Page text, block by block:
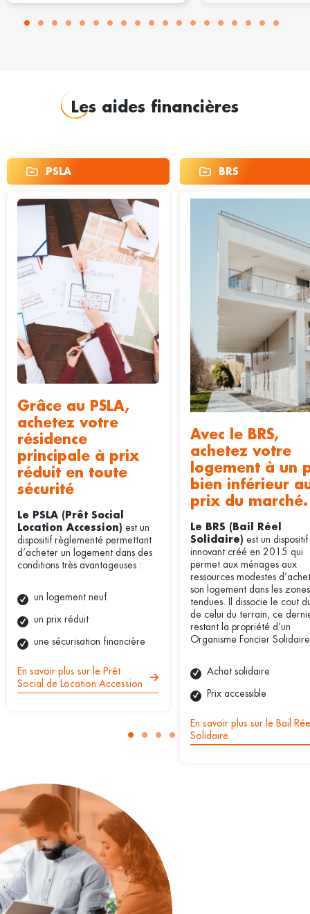
Les aides financières
PSLA
Grâce au PSLA,
achetez votre
résidence
principale à prix
réduit en toute
sécurité
Le PSLA (Prêt Social
Location Accession) est un
dispositif règlementé permettant
d’acheter un logement dans des
conditions très avantageuses :
un logement neuf
un prix réduit
une sécurisation financière
En savoir plus sur le Prêt
Social de Location Accession
BRS
Avec le BRS,
achetez votre
logement à un
bien inférieur
prix du marché.
Le BRS (Bail Réel
Solidaire) est un dispositif
innovant créé en 2015 qui
permet aux ménages aux
ressources modestes
son logement dans les zones
tendues. Il dissocie le cout
de celui du terrain, ce
restant la propriété d’un
Organisme Foncier
Achat solidaire
Prix accessible
En savoir plus sur le Bail
Solidaire